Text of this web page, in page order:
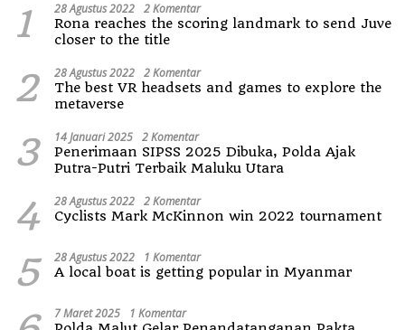
1 28 Agustus 2022 2 Komentar
Rona reaches the scoring landmark to send Juve
closer to the title
2 28 Agustus 2022 2 Komentar
The best VR headsets and games to explore the
metaverse
3 14 Januari 2025 2 Komentar
Penerimaan SIPSS 2025 Dibuka, Polda Ajak
Putra-Putri Terbaik Maluku Utara
4 28 Agustus 2022 2 Komentar
Cyclists Mark McKinnon win 2022 tournament
5 28 Agustus 2022 1 Komentar
A local boat is getting popular in Myanmar
7 Maret 2025 1 Komentar